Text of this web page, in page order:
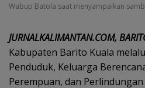
Wabup Batola saat menyampaikan
JURNALKALIMANTAN.COM,
Kabupaten Barito Kuala
Penduduk, Keluarga
Perempuan, dan Perlindungan